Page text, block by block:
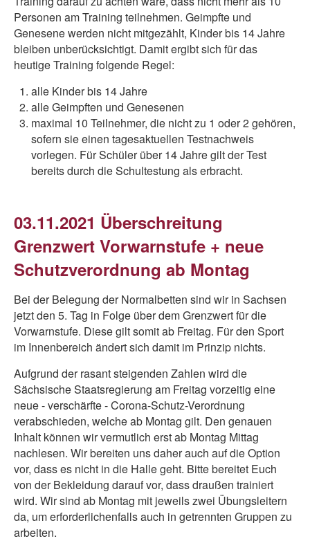
Personen am Training teilnehmen. Geimpfte und
Genesene werden nicht mitgezählt, Kinder bis 14 Jahre
bleiben unberücksichtigt. Damit ergibt sich für das
heutige Training folgende Regel:
alle Kinder bis 14 Jahre
alle Geimpften und Genesenen
maximal 10 Teilnehmer, die nicht zu 1 oder 2 gehören,
sofern sie einen tagesaktuellen Testnachweis
vorlegen. Für Schüler über 14 Jahre gilt der Test
bereits durch die Schultestung als erbracht.
03.11.2021 Überschreitung
Grenzwert Vorwarnstufe + neue
Schutzverordnung ab Montag
Bei der Belegung der Normalbetten sind wir in Sachsen
jetzt den 5. Tag in Folge über dem Grenzwert für die
Vorwarnstufe. Diese gilt somit ab Freitag. Für den Sport
im Innenbereich ändert sich damit im Prinzip nichts.
Aufgrund der rasant steigenden Zahlen wird die
Sächsische Staatsregierung am Freitag vorzeitig eine
neue - verschärfte - Corona-Schutz-Verordnung
verabschieden, welche ab Montag gilt. Den genauen
Inhalt können wir vermutlich erst ab Montag Mittag
nachlesen. Wir bereiten uns daher auch auf die Option
vor, dass es nicht in die Halle geht. Bitte bereitet Euch
von der Bekleidung darauf vor, dass draußen trainiert
wird. Wir sind ab Montag mit jeweils zwei Übungsleitern
da, um erforderlichenfalls auch in getrennten Gruppen zu
arbeiten.